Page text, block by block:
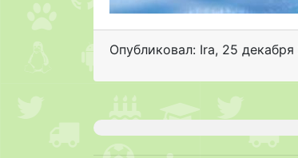
Опубликовал: Ira, 25 декабря